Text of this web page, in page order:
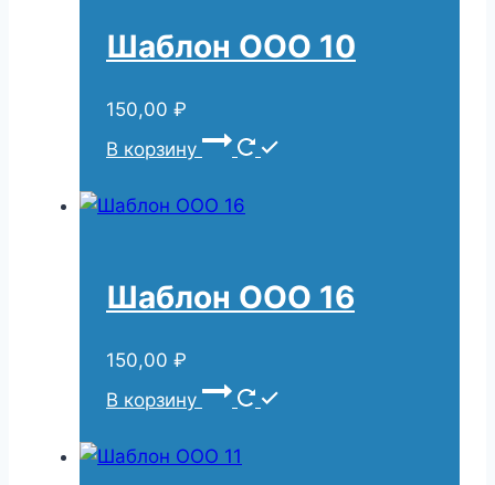
Шаблон ООО 10
150,00 ₽
В корзину
Шаблон ООО 16
150,00 ₽
В корзину